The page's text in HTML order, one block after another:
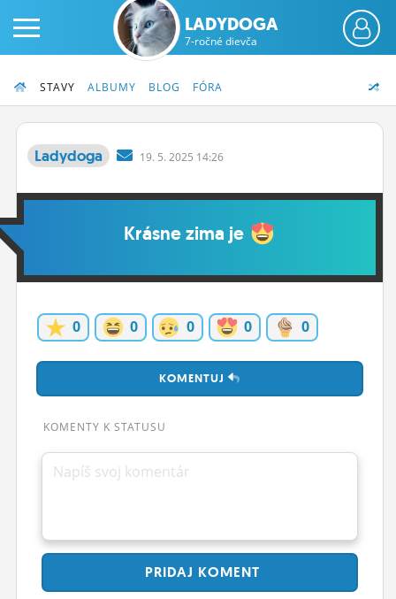
ČINŽIAK
FÓRUM
STATUSY
BLOGY
MÔJ PROFIL
LADYDOGA
7-ročné dievča
STAVY ALBUMY BLOG FÓRA
Ladydoga 19. 5. 2025 14:26
Krásne zima je
0 0 0 0 0
KOMENTUJ
KOMENTY K STATUSU
Napíš svoj komentár
PRIDAJ KOMENT